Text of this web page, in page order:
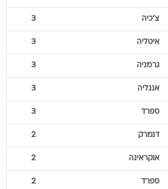
צ'כיה 3
איטליה 3
גרמניה 3
אנגליה 3
ספרד 3
דנמרק 2
אוקראינה 2
ספרד 2